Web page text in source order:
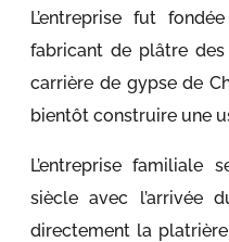
L’entreprise fut
fabricant de plâtre
carrière de gypse de
bientôt construire une
L’entreprise familiale
siècle avec l’arrivée
directement la